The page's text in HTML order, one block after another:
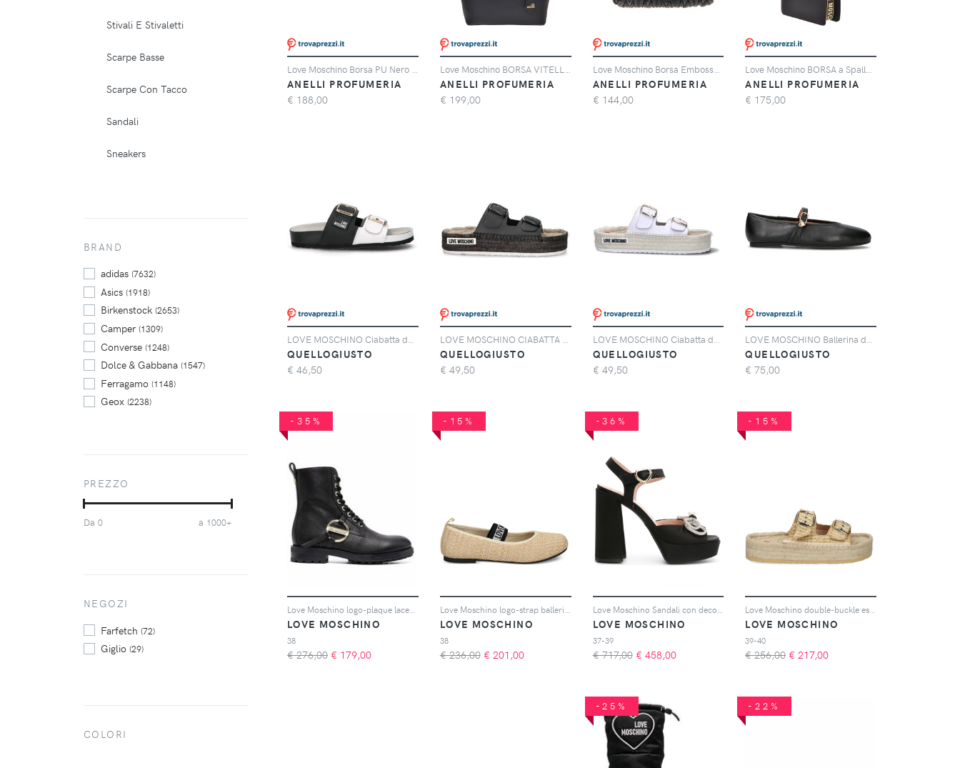
ANELLI PROFUMERIA
€ 188,00
ANELLI PROFUMERIA
€ 199,00
ANELLI PROFUMERIA
€ 144,00
ANELLI PROFUMERIA
€ 175,00
QUELLOGIUSTO
€ 46,50
QUELLOGIUSTO
€ 49,50
QUELLOGIUSTO
€ 49,50
QUELLOGIUSTO
€75,00
-35%
LOVE MOSCHINO
38
€ 276,00 € 179,00
-15%
LOVE MOSCHINO
38
€ 236,00 € 201,00
-36%
LOVE MOSCHINO
37-39
€ 717,00 € 458,00
-15%
LOVE MOSCHINO
39-40
€ 256,00 € 217,00
-25% -22%
Stivali E Stivaletti
Scarpe Basse
Scarpe Con Tacco
Sandali
Sneakers
BRAND
adidas (7632)
Asics (1918)
Birkenstock (2653)
Camper(1309)
Converse (1248)
Dolce & Gabbana (1547)
Ferragamo (1148)
Geox (2238)
New Balance
Tod's
PREZZO
Da 0 a 1000+
NEGOZI
Farfetch (72)
Giglio (29)
COLORI